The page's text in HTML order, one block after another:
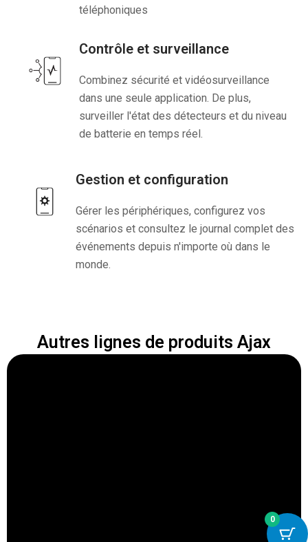
téléphoniques
Contrôle et surveillance
Combinez sécurité et vidéosurveillance
dans une seule application. De plus,
surveiller l'état des détecteurs et du niveau
de batterie en temps réel.
Gestion et configuration
Gérer les périphériques, configurez vos
scénarios et consultez le journal complet des
événements depuis n'importe où dans le
monde.
Autres lignes de produits Ajax
0